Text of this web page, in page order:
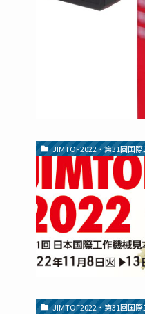
JIMTOF2022・第31回国
JIMTOF2022・第31回国